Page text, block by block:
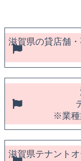
滋賀県の貸店舗
※業種
滋賀県テナント